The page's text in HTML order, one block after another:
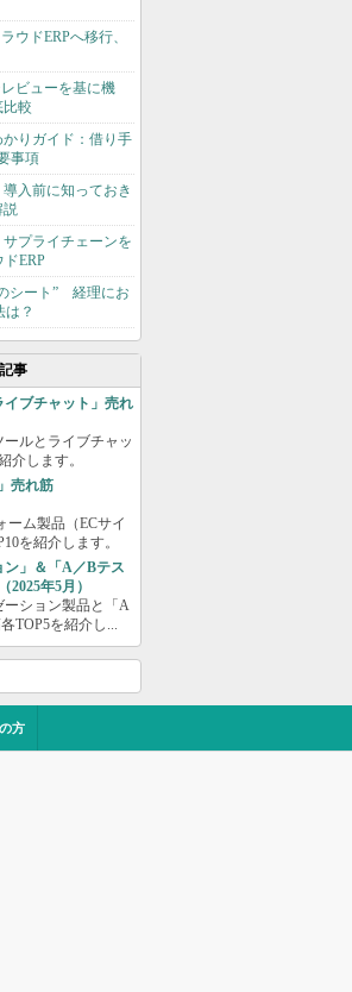
ウドERPへ移行、
ビューを基に機
較
かりガイド：借り手
事項
入前に知っておき
説
プライチェーンを
ERP
シート” 経理にお
は？
事
イブチャット」売れ
ルとライブチャッ
介します。
売れ筋
ーム製品（ECサイ
を紹介します。
ン」＆「A／Bテス
2025年5月）
ーション製品と「A
TOP5を紹介し...
方